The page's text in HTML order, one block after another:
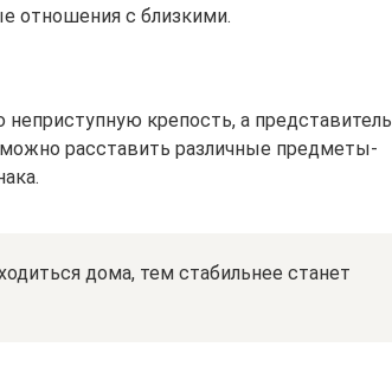
отношения с близкими.
крепость, а представитель
расставить различные предметы-
дома, тем стабильнее станет